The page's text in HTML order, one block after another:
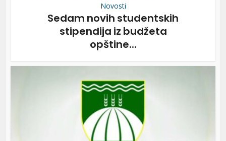
Novosti
Sedam novih studentskih
stipendija iz budžeta
opštine...